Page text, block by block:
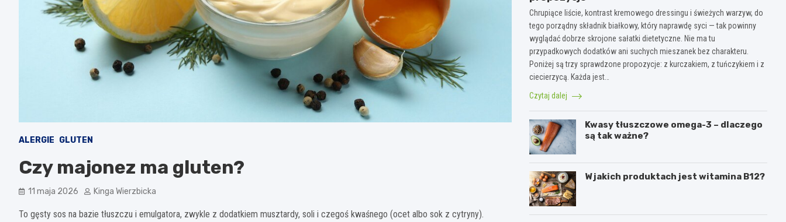
ALERGIE GLUTEN
Czy majonez ma gluten?
11 maja 2026 Kinga Wierzbicka
To gęsty sos na bazie tłuszczu i emulgatora, zwykle z dodatkiem musztardy, soli i czegoś kwaśnego (ocet albo sok z cytryny).
Chrupiące liście, kontrast kremowego dressingu i świeżych warzyw, do
tego porządny składnik białkowy, który naprawdę syci — tak powinny
wyglądać dobrze skrojone sałatki dietetyczne. Nie ma tu
przypadkowych dodatków ani suchych mieszanek bez charakteru.
Poniżej są trzy sprawdzone propozycje: z kurczakiem, z tuńczykiem i z
ciecierzycą. Każda jest…
Czytaj dalej
Kwasy tłuszczowe omega-3 – dlaczego
są tak ważne?
W jakich produktach jest witamina B12?